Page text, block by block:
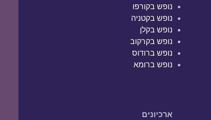
נופש בקורפו
נופש בקטניה
נופש בקלן
נופש בקרקוב
נופש ברודוס
נופש ברומא
ארכיונים